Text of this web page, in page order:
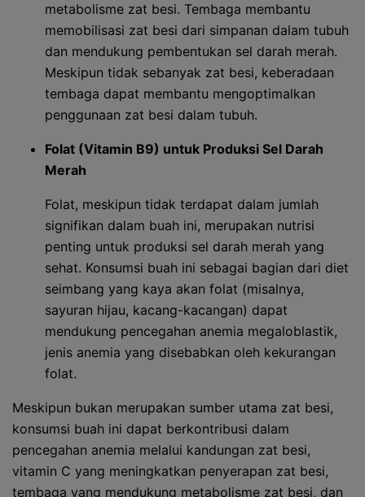
metabolisme zat besi. Tembaga membantu
memobilisasi zat besi dari simpanan dalam tubuh
dan mendukung pembentukan sel darah merah.
Meskipun tidak sebanyak zat besi, keberadaan
tembaga dapat membantu mengoptimalkan
penggunaan zat besi dalam tubuh.
Folat (Vitamin B9) untuk Produksi Sel Darah
Merah
Folat, meskipun tidak terdapat dalam jumlah
signifikan dalam buah ini, merupakan nutrisi
penting untuk produksi sel darah merah yang
sehat. Konsumsi buah ini sebagai bagian dari diet
seimbang yang kaya akan folat (misalnya,
sayuran hijau, kacang-kacangan) dapat
mendukung pencegahan anemia megaloblastik,
jenis anemia yang disebabkan oleh kekurangan
folat.
Meskipun bukan merupakan sumber utama zat besi,
konsumsi buah ini dapat berkontribusi dalam
pencegahan anemia melalui kandungan zat besi,
vitamin C yang meningkatkan penyerapan zat besi,
tembaga yang mendukung metabolisme zat besi, dan